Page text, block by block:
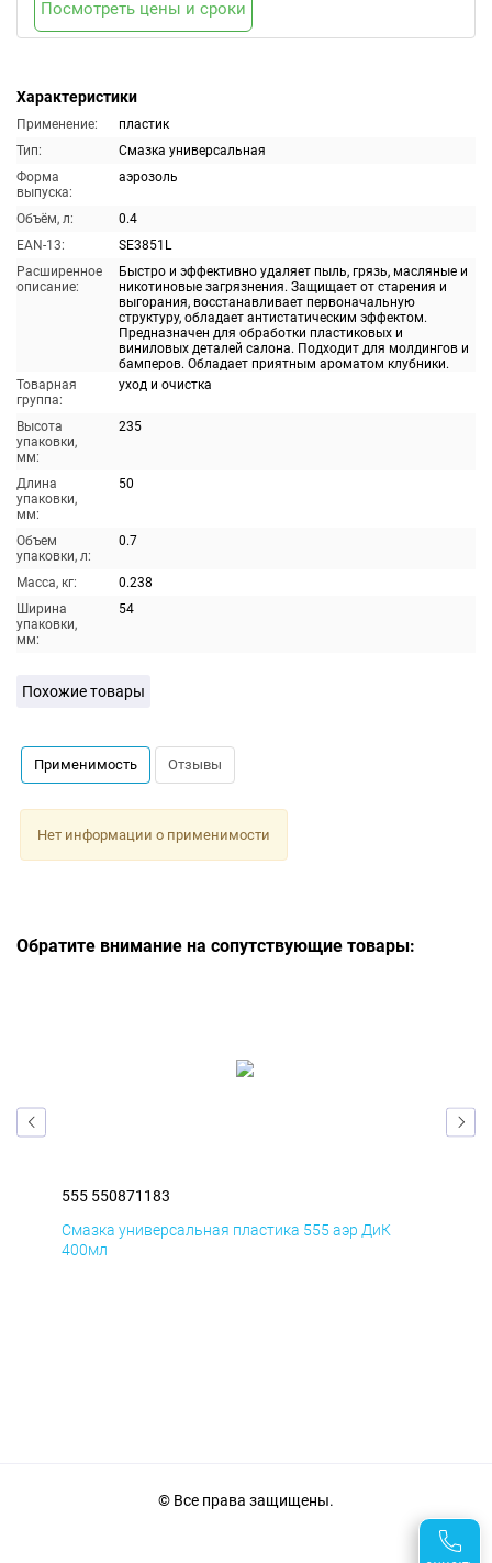
Характеристики
Применение:
пластик
Тип:
Смазка универсальная
Форма
выпуска:
аэрозоль
Объём, л:
0.4
EAN-13:
SE3851L
Расширенное
описание:
Быстро и эффективно удаляет пыль, грязь, масляные и
никотиновые загрязнения. Защищает от старения и
выгорания, восстанавливает первоначальную
структуру, обладает антистатическим эффектом.
Предназначен для обработки пластиковых и
виниловых деталей салона. Подходит для молдингов и
бамперов. Обладает приятным ароматом клубники.
Товарная
группа:
уход и очистка
Высота
упаковки,
мм:
235
Длина
упаковки,
мм:
50
Объем
упаковки, л:
0.7
Масса, кг:
0.238
Ширина
упаковки,
мм:
54
Посмотреть цены и сроки
Похожие товары
Применимость Отзывы
Нет информации о применимости
Обратите внимание на сопутствующие товары:
555 550871183
Смазка универсальная пластика 555 аэр ДиК
400мл
© Все права защищены.